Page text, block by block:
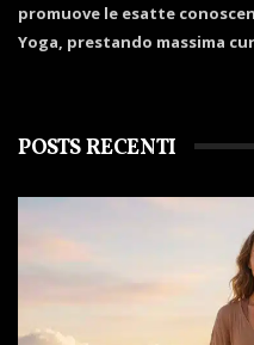
promuove le esatte
Yoga, prestando massima
POSTS RECENTI